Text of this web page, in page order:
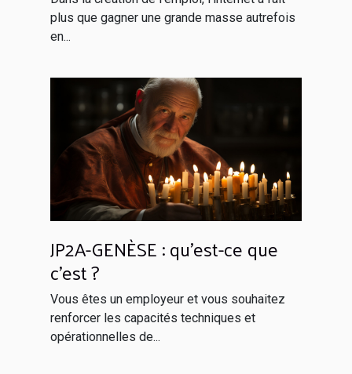
plus que gagner une grande masse autrefois
en...
JP2A-GENÈSE : qu’est-ce que
c’est ?
Vous êtes un employeur et vous souhaitez
renforcer les capacités techniques et
opérationnelles de...